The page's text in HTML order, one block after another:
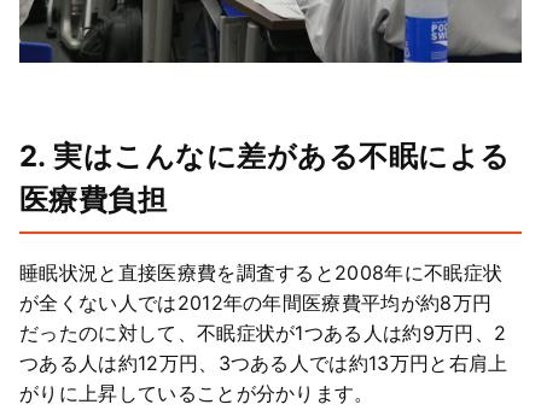
2. 実はこんなに差がある不眠による
医療費負担
睡眠状況と直接医療費を調査すると2008年に不眠症状
が全くない人では2012年の年間医療費平均が約8万円
だったのに対して、不眠症状が1つある人は約9万円、2
つある人は約12万円、3つある人では約13万円と右肩上
がりに上昇していることが分かります。